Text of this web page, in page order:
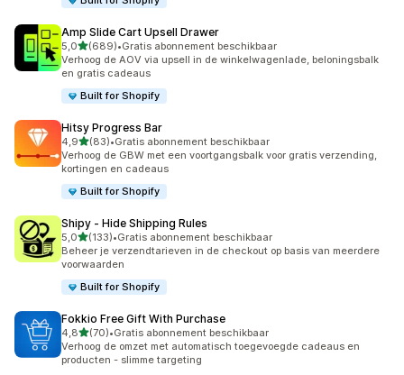
Amp Slide Cart Upsell Drawer
5,0van 5 sterren
(689)
689 recensies in totaal
•Gratis abonnement beschikbaar
Verhoog de AOV via upsell in de winkelwagenlade, beloningsbalk
en gratis cadeaus
Built for Shopify
Hitsy Progress Bar
4,9van 5 sterren
(83)
83 recensies in totaal
•Gratis abonnement beschikbaar
Verhoog de GBW met een voortgangsbalk voor gratis verzending,
kortingen en cadeaus
Built for Shopify
Shipy ‑ Hide Shipping Rules
5,0van 5 sterren
(133)
133 recensies in totaal
•Gratis abonnement beschikbaar
Beheer je verzendtarieven in de checkout op basis van meerdere
voorwaarden
Built for Shopify
Fokkio Free Gift With Purchase
4,8van 5 sterren
(70)
70 recensies in totaal
•Gratis abonnement beschikbaar
Verhoog de omzet met automatisch toegevoegde cadeaus en
producten - slimme targeting